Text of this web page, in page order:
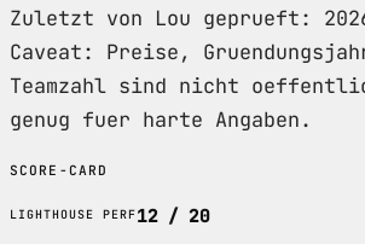
Zuletzt von Lou geprueft:
Caveat: Preise,
Teamzahl sind nicht
genug fuer harte Angaben.
SCORE-CARD
LIGHTHOUSE PERF12 / 20